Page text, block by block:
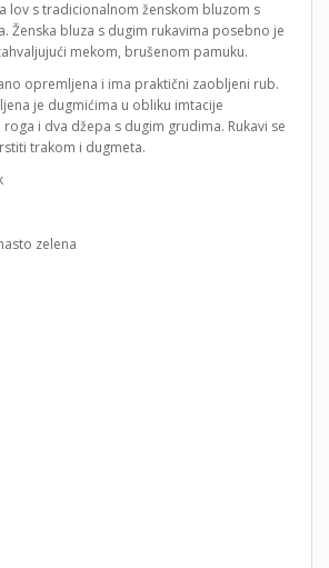
lov s tradicionalnom ženskom bluzom s
Ženska bluza s dugim rukavima posebno je
mekom, brušenom pamuku.
opremljena i ima praktični zaobljeni rub.
je dugmićima u obliku imtacije
i dva džepa s dugim grudima. Rukavi se
trakom i dugmeta.
zelena